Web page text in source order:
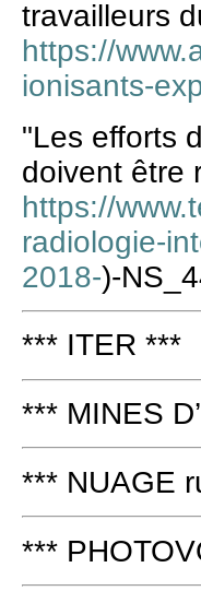
travailleurs
https://
ionisants-
"Les efforts
doivent être
https://
radiologie-
2018-)-
*** ITER ***
*** MINES
*** NUAGE
***